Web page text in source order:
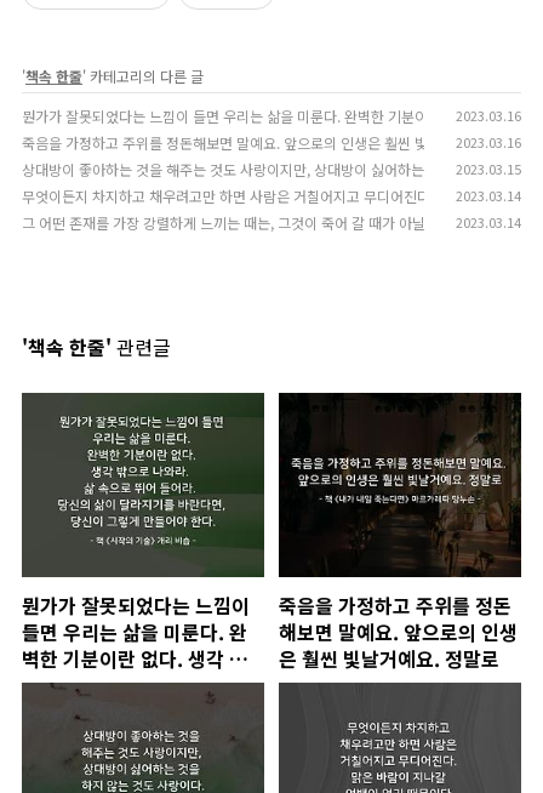
'책속 한줄' 카테고리의 다른 글
뭔가가 잘못되었다는 느낌이 들면 우리는 삶을 미룬다. 완벽한 기분이란 없다. 생각 밖
2023.03.16
죽음을 가정하고 주위를 정돈해보면 말예요. 앞으로의 인생은 훨씬 빛날거예요. 정말로
2023.03.16
상대방이 좋아하는 것을 해주는 것도 사랑이지만, 상대방이 싫어하는 것을 하지 않는 것
2023.03.15
무엇이든지 차지하고 채우려고만 하면 사람은 거칠어지고 무디어진다. 맑은 바람이 지
2023.03.14
그 어떤 존재를 가장 강렬하게 느끼는 때는, 그것이 죽어 갈 때가 아닐까. 희미해져 갈
2023.03.14
'책속 한줄' 관련글
뭔가가 잘못되었다는 느낌이
들면 우리는 삶을 미룬다. 완
벽한 기분이란 없다. 생각 밖
으로 나와라. 삶 속으로 뛰어
들어라. 당신의 삶이 달라지기
를 바란다면, 당신이 그렇게
만들어야 ..
죽음을 가정하고 주위를 정돈
해보면 말예요. 앞으로의 인생
은 훨씬 빛날거예요. 정말로